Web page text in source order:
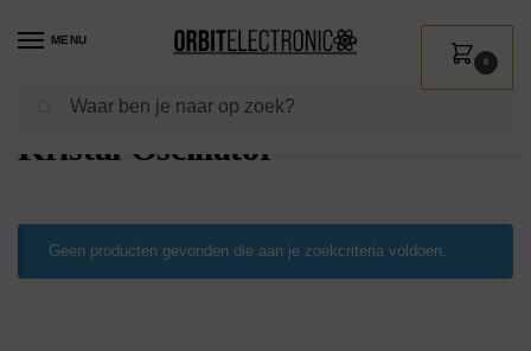
MENU
Zoeken
0
Shop / Installatie Componenten
Kristal Oscillator
Geen producten gevonden die aan je zoekcriteria voldoen.